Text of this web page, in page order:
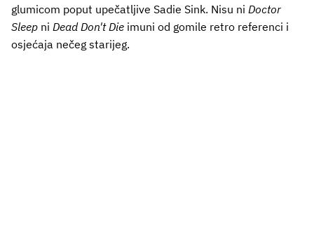
glumicom poput upečatljive Sadie Sink. Nisu ni Doctor
Sleep ni Dead Don't Die imuni od gomile retro referenci i
osjećaja nečeg starijeg.